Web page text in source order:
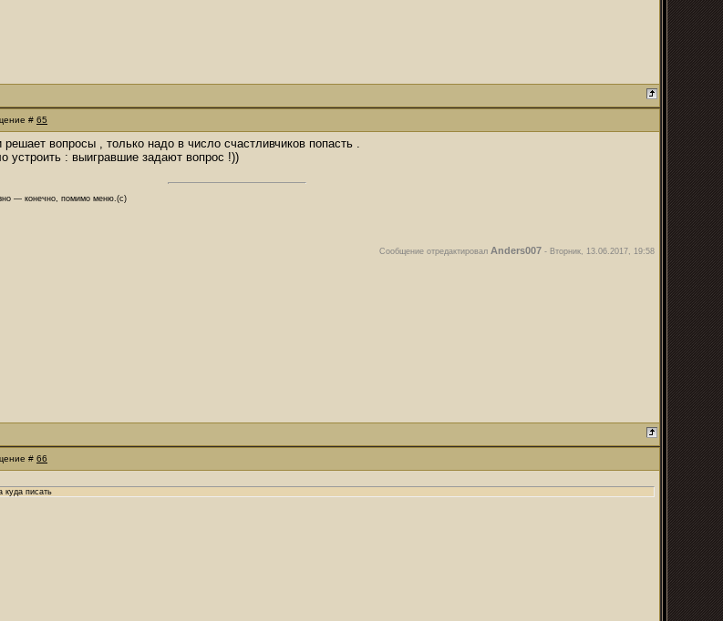
# 65
решает вопросы , только надо в число счастливчиков попасть .
устроить : выигравшие задают вопрос !))
— конечно, помимо меню.(с)
Сообщение отредактировал Anders007 - Вторник, 13.06.2017, 19:58
# 66
писать